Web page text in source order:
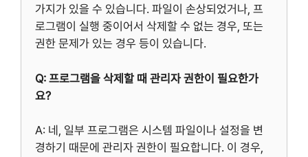
가지가 있을 수 있습니다. 파일이 손상되었거나, 프
로그램이 실행 중이어서 삭제할 수 없는 경우, 또는
권한 문제가 있는 경우 등이 있습니다.
Q: 프로그램을 삭제할 때 관리자 권한이 필요한가
요?
A: 네, 일부 프로그램은 시스템 파일이나 설정을 변
경하기 때문에 관리자 권한이 필요합니다. 이 경우,